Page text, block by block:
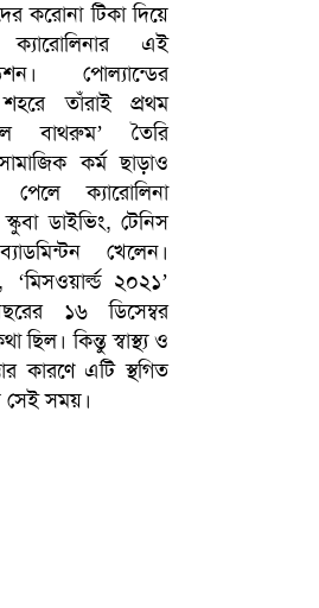
করোনা টিকা দিয়ে
ক্যারোলিনার এই
পোল্যান্ডের
তাঁরাই প্রথম
বাথরুম’ তৈরি
কর্ম ছাড়াও
ক্যারোলিনা
ডাইভিং, টেনিস
খেলেন।
‘মিসওয়ার্ল্ড ২০২১’
১৬ ডিসেম্বর
ছিল। কিন্তু স্বাস্থ্য ও
কারণে এটি স্থগিত
সেই সময়।